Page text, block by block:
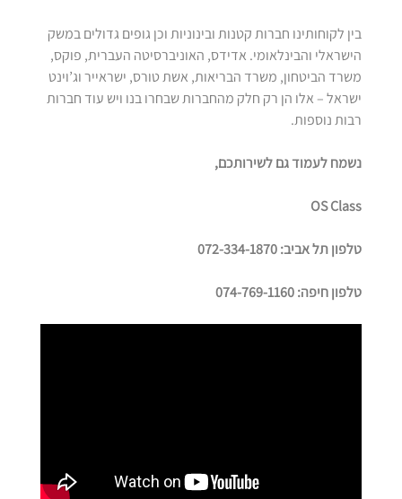
בין לקוחותינו חברות קטנות ובינוניות וכן גופים גדולים במשק
הישראלי והבינלאומי. אדידס, האוניברסיטה העברית, פוקס,
משרד הביטחון, משרד הבריאות, אשת טורס, ישראייר וג’וינט
ישראל – אלו הן רק חלק מהחברות שבחרו בנו ויש עוד חברות
רבות נוספות.
נשמח לעמוד גם לשירותכם,
OS Class
טלפון תל אביב: 072-334-1870
טלפון חיפה: 074-769-1160